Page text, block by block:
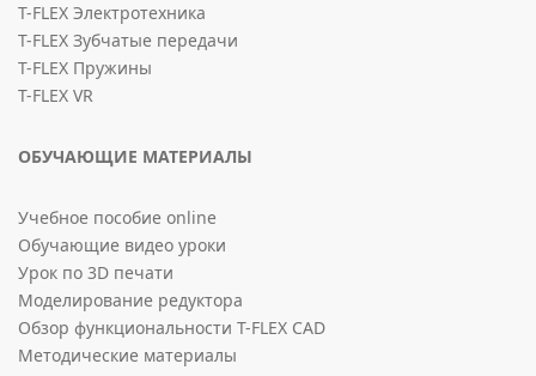
T-FLEX Электротехника
T-FLEX Зубчатые передачи
T-FLEX Пружины
T-FLEX VR
ОБУЧАЮЩИЕ МАТЕРИАЛЫ
Учебное пособие online
Обучающие видео уроки
Урок по 3D печати
Моделирование редуктора
Обзор функциональности T-FLEX CAD
Методические материалы